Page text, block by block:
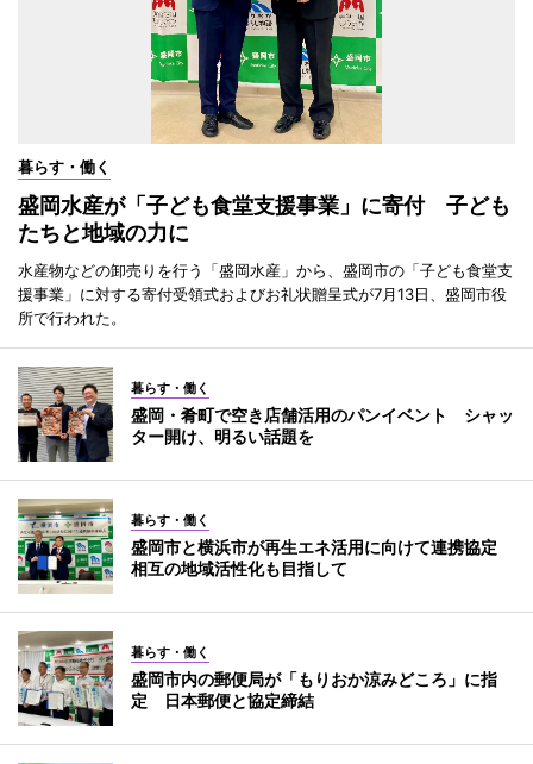
暮らす・働く
盛岡水産が「子ども食堂支援事業」に寄付 子ども
たちと地域の力に
水産物などの卸売りを行う「盛岡水産」から、盛岡市の「子ども食堂支
援事業」に対する寄付受領式およびお礼状贈呈式が7月13日、盛岡市役
所で行われた。
暮らす・働く
盛岡・肴町で空き店舗活用のパンイベント シャッ
ター開け、明るい話題を
暮らす・働く
盛岡市と横浜市が再生エネ活用に向けて連携協定
相互の地域活性化も目指して
暮らす・働く
盛岡市内の郵便局が「もりおか涼みどころ」に指
定 日本郵便と協定締結